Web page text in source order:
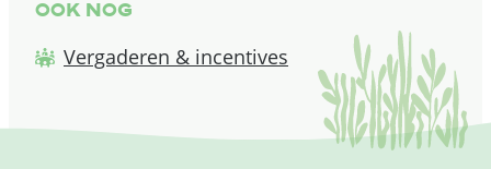
Ook nog
Vergaderen & incentives